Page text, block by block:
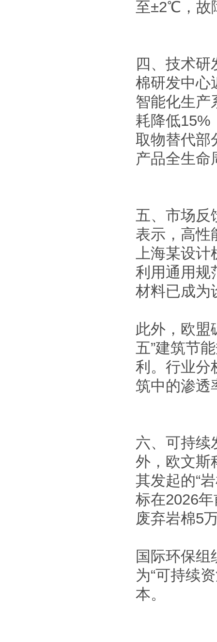
至±2℃，故
四、技术
棉研发中心
智能化生产
耗降低15%
取物替代部
产品全生命
五、市场反
表示，高性
上海某设计
利用通用规
材料已成为
此外，欧盟
五”建筑节
利。行业分
筑中的渗透
六、可持续
外，欧文斯
其发起的“
标在2026
废弃岩棉5
国际环保组
为“可持续
本。